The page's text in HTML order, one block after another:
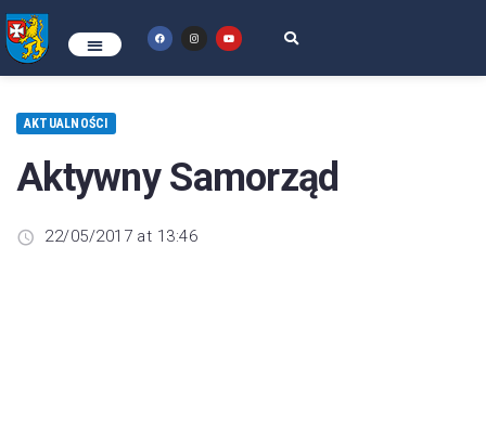
AKTUALNOŚCI
Aktywny Samorząd
22/05/2017 at 13:46